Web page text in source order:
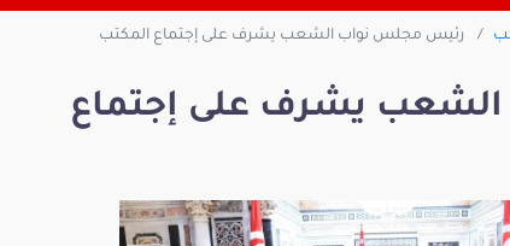
رئيس مجلس نواب الشعب يشرف على إجتماع المكتب
يشرف على إجتماع